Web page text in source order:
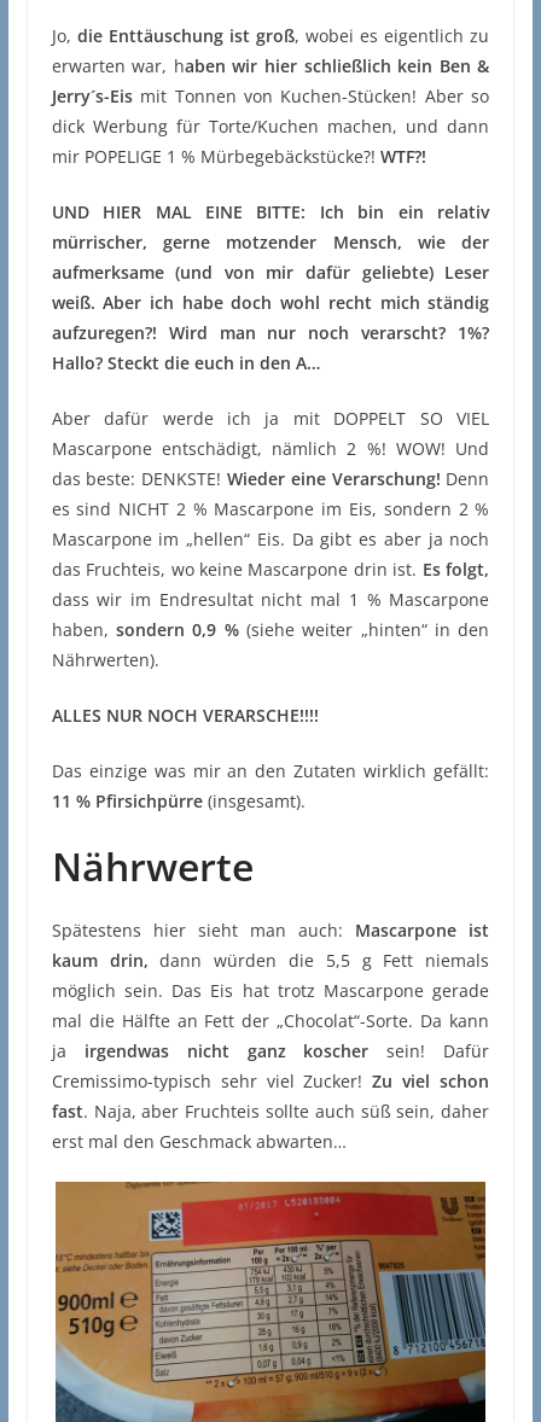
Jo, die Enttäuschung ist groß, wobei es eigentlich zu
erwarten war, haben wir hier schließlich kein Ben &
Jerry´s-Eismit Tonnen von Kuchen-Stücken! Aber so
dick Werbung für Torte/Kuchen machen, und dann
mir POPELIGE 1 % Mürbegebäckstücke?! WTF?!
UND HIER MAL EINE BITTE: Ich bin ein relativ
mürrischer, gerne motzender Mensch, wie der
aufmerksame (und von mir dafür geliebte) Leser
weiß. Aber ich habe doch wohl recht mich ständig
aufzuregen?! Wird man nur noch verarscht? 1%?
Hallo? Steckt die euch in den A…
Aber dafür werde ich ja mit DOPPELT SO VIEL
Mascarpone entschädigt, nämlich 2 %! WOW! Und
das beste: DENKSTE! Wieder eine Verarschung! Denn
es sind NICHT 2 % Mascarpone im Eis, sondern 2 %
Mascarpone im „hellen“ Eis. Da gibt es aber ja noch
das Fruchteis, wo keine Mascarpone drin ist. Es folgt,
dass wir im Endresultat nicht mal 1 % Mascarpone
haben, sondern 0,9 %(siehe weiter „hinten“ in den
Nährwerten).
ALLES NUR NOCH VERARSCHE!!!!
Das einzige was mir an den Zutaten wirklich gefällt:
11 % Pfirsichpürre(insgesamt).
Nährwerte
Spätestens hier sieht man auch: Mascarpone ist
kaum drin, dann würden die 5,5 g Fett niemals
möglich sein. Das Eis hat trotz Mascarpone gerade
mal die Hälfte an Fett der „Chocolat“-Sorte. Da kann
ja irgendwas nicht ganz koscher sein! Dafür
Cremissimo-typisch sehr viel Zucker!Zu viel schon
fast. Naja, aber Fruchteis sollte auch süß sein, daher
erst mal den Geschmack abwarten…